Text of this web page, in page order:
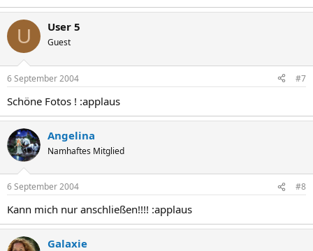
U User 5
Guest
6 September 2004 #7
Schöne Fotos ! :applaus
Angelina
Namhaftes Mitglied
6 September 2004 #8
Kann mich nur anschließen!!!! :applaus
Galaxie